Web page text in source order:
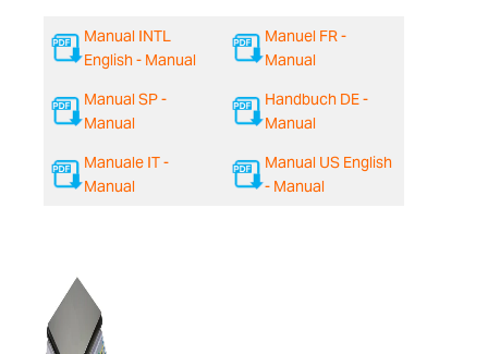
Manual INTL
English - Manual
Manuel FR -
Manual
Manual SP -
Manual
Handbuch DE -
Manual
Manuale IT -
Manual
Manual US English
- Manual